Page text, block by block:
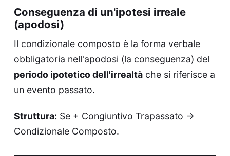
Conseguenza di un'ipotesi irreale
(apodosi)
Il condizionale composto è la forma verbale
obbligatoria nell'apodosi (la conseguenza) del
periodo ipotetico dell'irrealtàche si riferisce a
un evento passato.
Struttura: Se + Congiuntivo Trapassato ->
Condizionale Composto.